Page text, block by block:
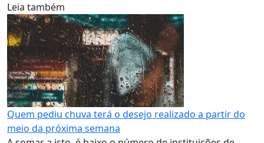
Leia também
Quem pediu chuva terá o desejo realizado a partir do
meio da próxima semana